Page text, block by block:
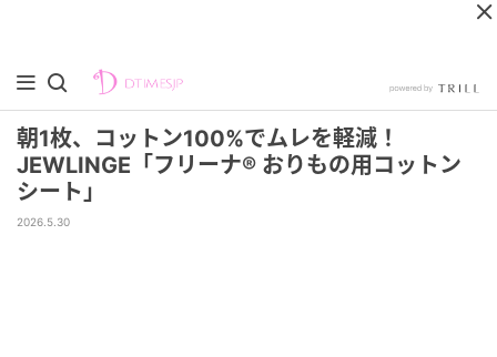
朝1枚、コットン100%でムレを軽減！
JEWLINGE「フリーナ® おりもの用コットン
シート」
2026.5.30